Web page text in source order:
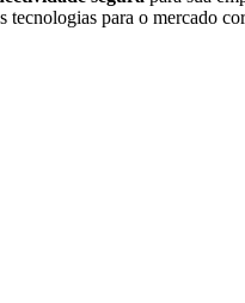
tecnologias para o mercado